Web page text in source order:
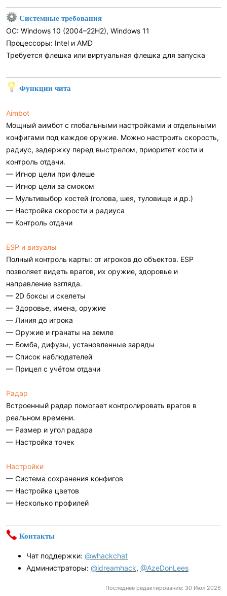
Системные требования
ОС: Windows 10 (2004–22H2), Windows 11
Процессоры: Intel и AMD
Требуется флешка или виртуальная флешка для запуска
Функции чита
Aimbot
Мощный аимбот с глобальными настройками и отдельными
конфигами под каждое оружие. Можно настроить скорость,
радиус, задержку перед выстрелом, приоритет кости и
контроль отдачи.
— Игнор цели при флеше
— Игнор цели за смоком
— Мультивыбор костей (голова, шея, туловище и др.)
— Настройка скорости и радиуса
— Контроль отдачи
ESP и визуалы
Полный контроль карты: от игроков до объектов. ESP
позволяет видеть врагов, их оружие, здоровье и
направление взгляда.
— 2D боксы и скелеты
— Здоровье, имена, оружие
— Линия до игрока
— Оружие и гранаты на земле
— Бомба, дифузы, установленные заряды
— Список наблюдателей
— Прицел с учётом отдачи
Радар
Встроенный радар помогает контролировать врагов в
реальном времени.
— Размер и угол радара
— Настройка точек
Настройки
— Система сохранения конфигов
— Настройка цветов
— Несколько профилей
Контакты
Чат поддержки: @whackchat
Администраторы: @idreamhack, @AzeDonLees
Последнее редактирование: 30 Июл 2026